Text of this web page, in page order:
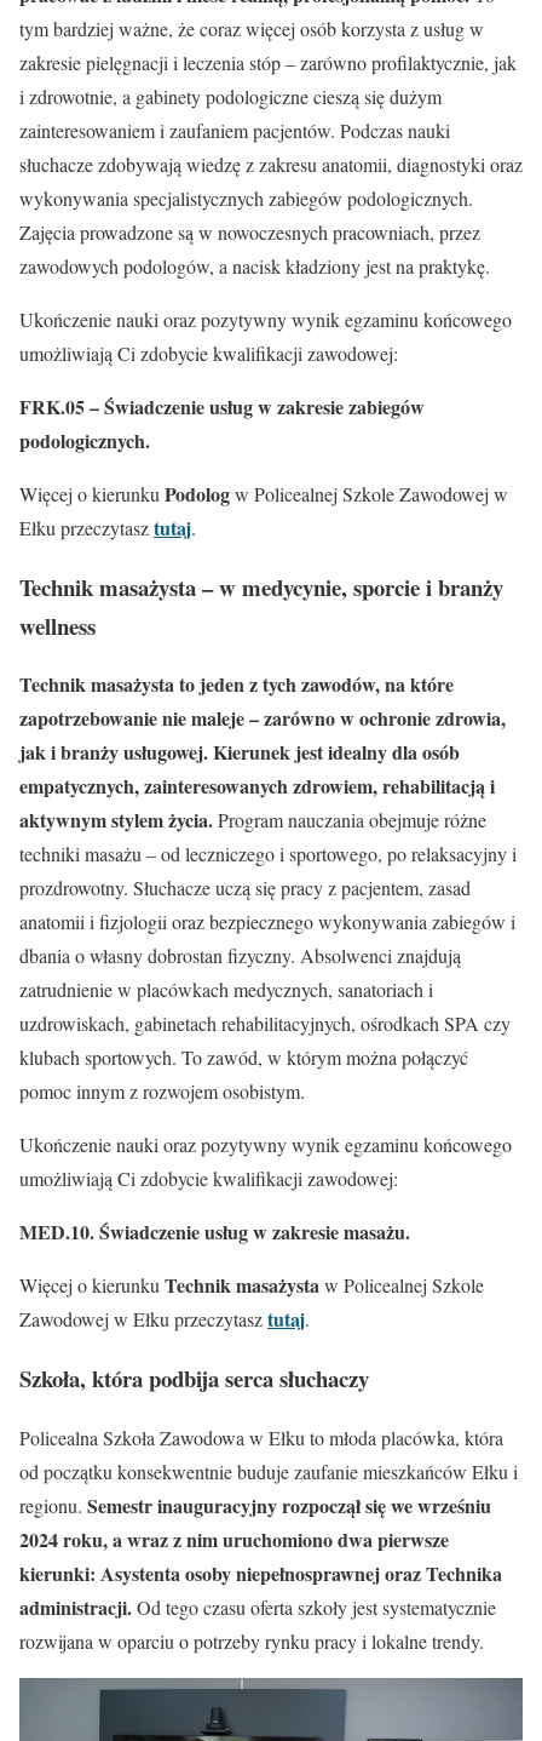
tym bardziej ważne, że coraz więcej osób korzysta z usług w
zakresie pielęgnacji i leczenia stóp – zarówno profilaktycznie, jak
i zdrowotnie, a gabinety podologiczne cieszą się dużym
zainteresowaniem i zaufaniem pacjentów. Podczas nauki
słuchacze zdobywają wiedzę z zakresu anatomii, diagnostyki oraz
wykonywania specjalistycznych zabiegów podologicznych.
Zajęcia prowadzone są w nowoczesnych pracowniach, przez
zawodowych podologów, a nacisk kładziony jest na praktykę.
Ukończenie nauki oraz pozytywny wynik egzaminu końcowego
umożliwiają Ci zdobycie kwalifikacji zawodowej:
FRK.05 – Świadczenie usług w zakresie zabiegów
podologicznych.
Więcej o kierunku Podologw Policealnej Szkole Zawodowej w
Ełku przeczytasztutaj.
Technik masażysta – w medycynie, sporcie i branży
wellness
Technik masażysta to jeden z tych zawodów, na które
zapotrzebowanie nie maleje – zarówno w ochronie zdrowia,
jak i branży usługowej. Kierunek jest idealny dla osób
empatycznych, zainteresowanych zdrowiem, rehabilitacją i
aktywnym stylem życia.Program nauczania obejmuje różne
techniki masażu – od leczniczego i sportowego, po relaksacyjny i
prozdrowotny. Słuchacze uczą się pracy z pacjentem, zasad
anatomii i fizjologii oraz bezpiecznego wykonywania zabiegów i
dbania o własny dobrostan fizyczny. Absolwenci znajdują
zatrudnienie w placówkach medycznych, sanatoriach i
uzdrowiskach, gabinetach rehabilitacyjnych, ośrodkach SPA czy
klubach sportowych. To zawód, w którym można połączyć
pomoc innym z rozwojem osobistym.
Ukończenie nauki oraz pozytywny wynik egzaminu końcowego
umożliwiają Ci zdobycie kwalifikacji zawodowej:
MED.10. Świadczenie usług w zakresie masażu.
Więcej o kierunkuTechnik masażystaw Policealnej Szkole
Zawodowej w Ełku przeczytasztutaj.
Szkoła, która podbija serca słuchaczy
Policealna Szkoła Zawodowa w Ełku to młoda placówka, która
od początku konsekwentnie buduje zaufanie mieszkańców Ełku i
regionu. Semestr inauguracyjny rozpoczął się we wrześniu
2024 roku, a wraz z nim uruchomiono dwa pierwsze
kierunki: Asystenta osoby niepełnosprawnej oraz Technika
administracji.Od tego czasu oferta szkoły jest systematycznie
rozwijana w oparciu o potrzeby rynku pracy i lokalne trendy.